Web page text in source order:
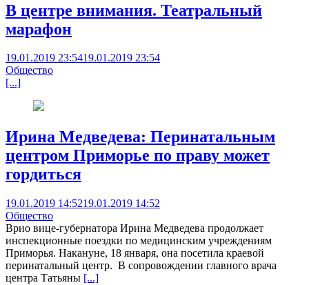
В центре внимания. Театральный
марафон
19.01.2019 23:5419.01.2019 23:54
Общество
[...]
Ирина Медведева: Перинатальным
центром Приморье по праву может
гордиться
19.01.2019 14:5219.01.2019 14:52
Общество
Врио вице-губернатора Ирина Медведева продолжает
инспекционные поездки по медицинским учреждениям
Приморья. Накануне, 18 января, она посетила краевой
перинатальный центр. В сопровождении главного врача
центра Татьяны [...]